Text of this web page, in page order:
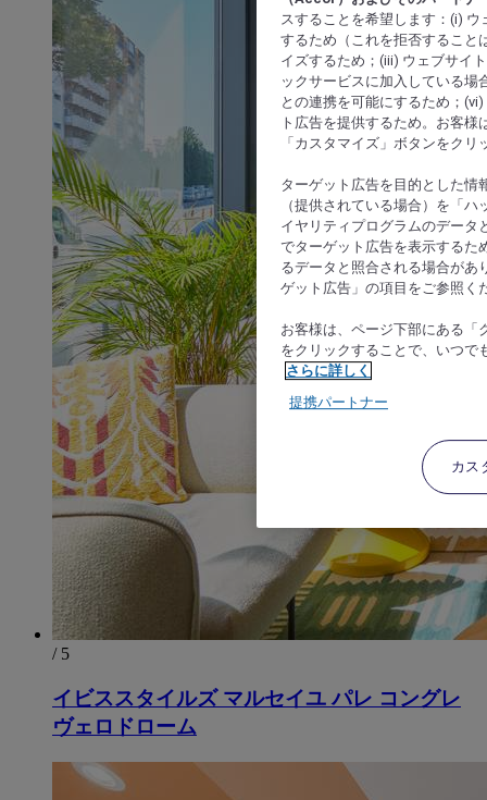
/ 5
イビススタイルズ マルセイユ パレ コングレ
ヴェロドローム
スすることを希望します：(i)
するため（これを拒否すること
イズするため；(iii) ウェブサイ
ックサービスに加入している場
との連携を可能にするため；
ト広告を提供するため。お客
「カスタマイズ」ボタンをク
ターゲット広告を目的とした情
（提供されている場合）を「
イヤリティプログラムのデータ
でターゲット広告を表示するた
るデータと照合される場合があ
ゲット広告」の項目をご参照く
お客様は、ページ下部にある「
をクリックすることで、いつで
さらに詳しく
提携パートナー
カス